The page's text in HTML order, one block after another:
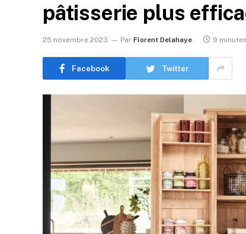
pâtisserie plus
25 novembre 2023 Par Florent Delahaye 9
Facebook Twitter